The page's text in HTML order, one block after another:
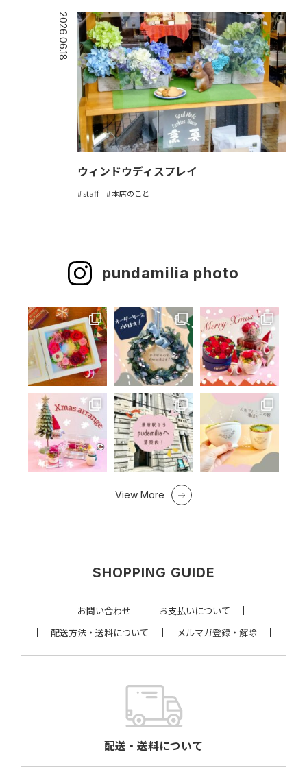
2026.06.18
ウィンドウディスプレイ
staff 本店のこと
pundamilia photo
View More
SHOPPING GUIDE
お問い合わせ
お支払いについて
配送方法・送料について
メルマガ登録・解除
配送・送料について